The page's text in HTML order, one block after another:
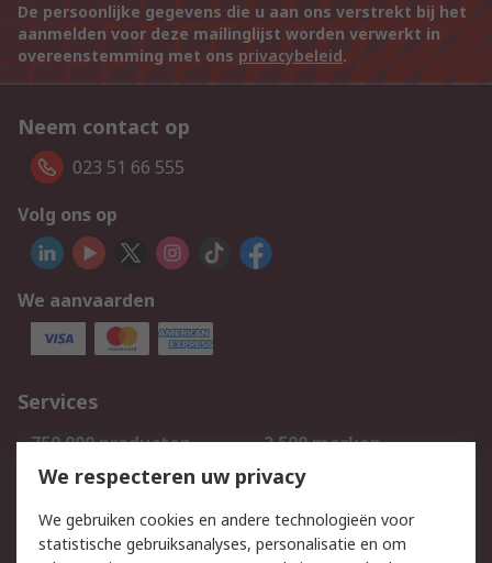
De persoonlijke gegevens die u aan ons verstrekt bij het
aanmelden voor deze mailinglijst worden verwerkt in
overeenstemming met ons privacybeleid.
Neem contact op
023 51 66 555
Volg ons op
We aanvaarden
Services
750.000 producten
2.500 merken
Bestellen
Inkoopoplossingen
Track & Trace
We respecteren uw privacy
We gebruiken cookies en andere technologieën voor
statistische gebruiksanalyses, personalisatie en om